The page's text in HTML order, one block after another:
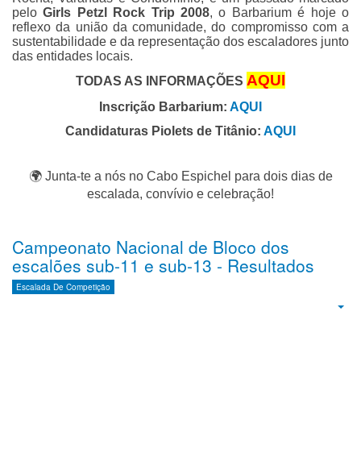
peloGirls Petzl Rock Trip 2008, o Barbarium é hoje o
reflexo da união da comunidade, do compromisso com a
sustentabilidade e da representação dos escaladores junto
das entidades locais.
TODAS AS INFORMAÇÕES AQUI
Inscrição Barbarium: AQUI
Candidaturas Piolets de Titânio: AQUI
🌍Junta-te a nós no Cabo Espichel para dois dias de
escalada, convívio e celebração!
Campeonato Nacional de Bloco dos
escalões sub-11 e sub-13 - Resultados
Escalada De Competição